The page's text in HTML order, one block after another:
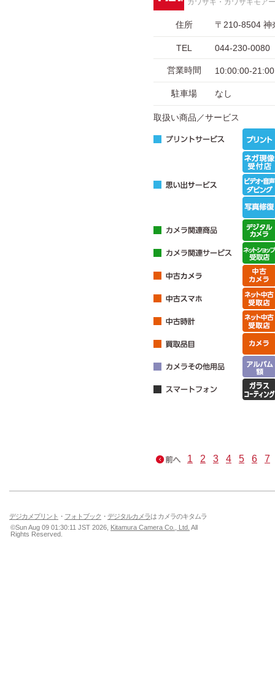
カワサキ・カワサキモア
住所 〒210-8504 神
TEL 044-230-0080
営業時間 10:00:00-
駐車場 なし
取扱い商品／サービス
1 2 3 4 5 6 7
デジカメプリント ・ フォトブック ・ デジタルカメラは カメラのキタムラ
©Sun Aug 09 01:30:11 JST 2026, Kitamura Camera Co., Ltd. All
Rights Reserved.